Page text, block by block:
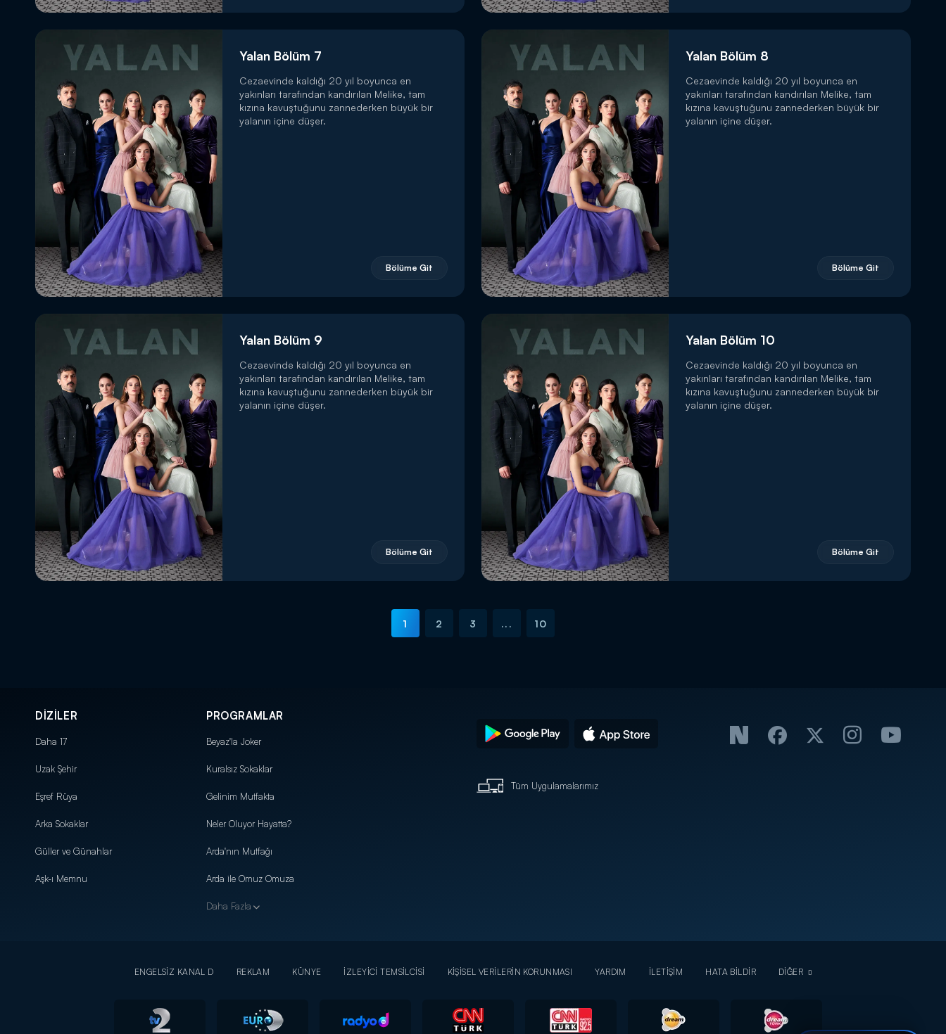
Yalan Bölüm 7
Cezaevinde kaldığı 20 yıl boyunca en
yakınları tarafından kandırılan Melike, tam
kızına kavuştuğunu zannederken büyük bir
yalanın içine düşer.
Bölüme Git
Yalan Bölüm 8
Cezaevinde kaldığı 20 yıl boyunca en
yakınları tarafından kandırılan Melike, tam
kızına kavuştuğunu zannederken büyük bir
yalanın içine düşer.
Bölüme Git
Yalan Bölüm 9
Cezaevinde kaldığı 20 yıl boyunca en
yakınları tarafından kandırılan Melike, tam
kızına kavuştuğunu zannederken büyük bir
yalanın içine düşer.
Bölüme Git
Yalan Bölüm 10
Cezaevinde kaldığı 20 yıl boyunca en
yakınları tarafından kandırılan Melike, tam
kızına kavuştuğunu zannederken büyük bir
yalanın içine düşer.
Bölüme Git
1 2 3 ... 10
DİZİLER
Daha 17
Uzak Şehir
Eşref Rüya
Arka Sokaklar
Güller ve Günahlar
Aşk-ı Memnu
PROGRAMLAR
Beyaz'la Joker
Kuralsız Sokaklar
Gelinim Mutfakta
Neler Oluyor Hayatta?
Arda'nın Mutfağı
Arda ile Omuz Omuza
Daha Fazla
Tüm Uygulamalarımız
ENGELSİZ KANAL D REKLAM KÜNYE İZLEYİCİ TEMSİLCİSİ KİŞİSEL VERİLERİN KORUNMASI YARDIM İLETİŞİM HATA BİLDİR DİĞER